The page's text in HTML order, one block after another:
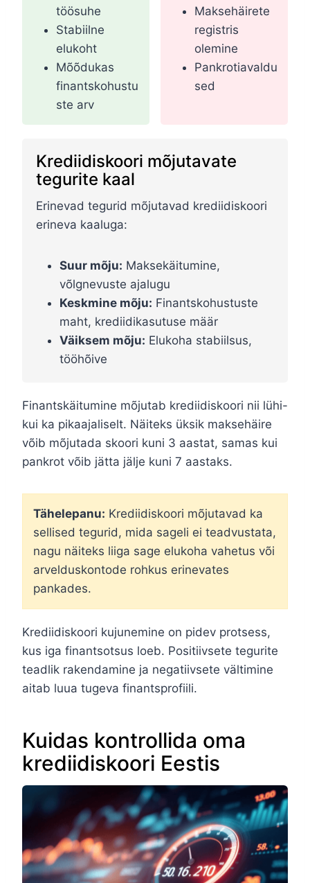
töösuhe
Stabiilne
elukoht
Mõõdukas
finantskohustu
ste arv
Maksehäirete
registris
olemine
Pankrotiavaldu
sed
Krediidiskoori mõjutavate
tegurite kaal
Erinevad tegurid mõjutavad krediidiskoori
erineva kaaluga:
Suur mõju: Maksekäitumine,
võlgnevuste ajalugu
Keskmine mõju: Finantskohustuste
maht, krediidikasutuse määr
Väiksem mõju: Elukoha stabiilsus,
tööhõive
Finantskäitumine mõjutab krediidiskoori nii lühi-
kui ka pikaajaliselt. Näiteks üksik maksehäire
võib mõjutada skoori kuni 3 aastat, samas kui
pankrot võib jätta jälje kuni 7 aastaks.
Tähelepanu: Krediidiskoori mõjutavad ka
sellised tegurid, mida sageli ei teadvustata,
nagu näiteks liiga sage elukoha vahetus või
arvelduskontode rohkus erinevates
pankades.
Krediidiskoori kujunemine on pidev protsess,
kus iga finantsotsus loeb. Positiivsete tegurite
teadlik rakendamine ja negatiivsete vältimine
aitab luua tugeva finantsprofiili.
Kuidas kontrollida oma
krediidiskoori Eestis